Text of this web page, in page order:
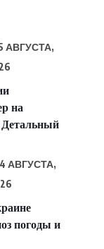
АВГУСТА,
на
Детальный
4 АВГУСТА,
погоды и